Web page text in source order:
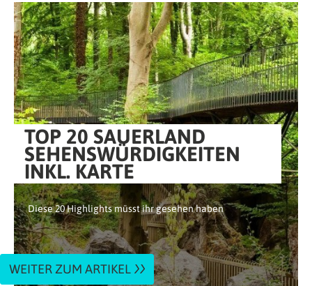
TOP 20 SAUERLAND
SEHENSWÜRDIGKEITEN
INKL. KARTE
Diese 20 Highlights müsst ihr gesehen haben
WEITER ZUM ARTIKEL